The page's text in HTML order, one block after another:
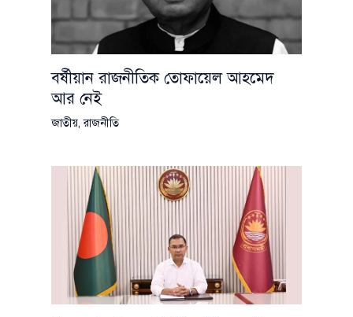
বর্ষীয়ান রাজনীতিক তোফায়েল আহমেদ
আর নেই
জাতীয়,রাজনীতি